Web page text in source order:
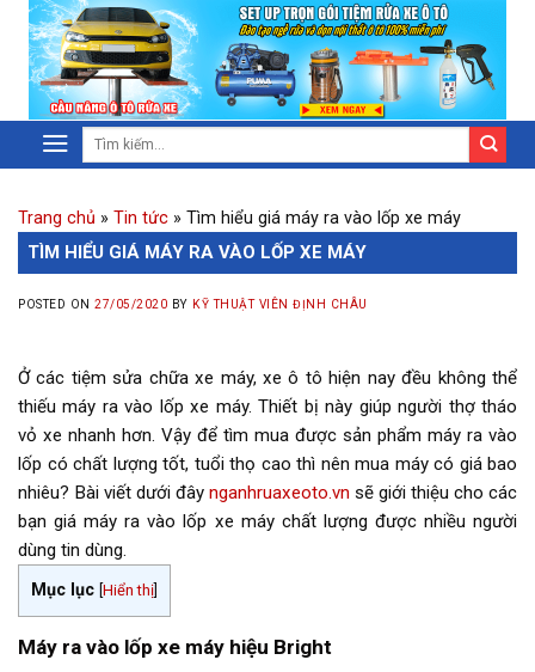
Trang chủ » Tin tức » Tìm hiểu giá máy ra vào lốp xe máy
TÌM HIỂU GIÁ MÁY RA VÀO LỐP XE MÁY
POSTED ON27/05/2020 BY KỸ THUẬT VIÊN ĐỊNH CHÂU
Ở các tiệm sửa chữa xe máy, xe ô tô hiện nay đều không thể
thiếu máy ra vào lốp xe máy. Thiết bị này giúp người thợ tháo
vỏ xe nhanh hơn. Vậy để tìm mua được sản phẩm máy ra vào
lốp có chất lượng tốt, tuổi thọ cao thì nên mua máy có giá bao
nhiêu? Bài viết dưới đây nganhruaxeoto.vn sẽ giới thiệu cho các
bạn giá máy ra vào lốp xe máy chất lượng được nhiều người
dùng tin dùng.
Mục lục Hiển thị
Máy ra vào lốp xe máy hiệu Bright